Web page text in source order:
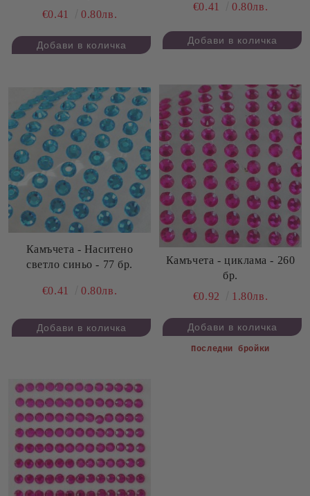
€0.41
0.80лв.
€0.41
0.80лв.
Камъчета - Наситено
светло синьо - 77 бр.
€0.41 0.80лв.
Камъчета - циклама - 260
бр.
€0.92
1.80лв.
Последни бройки